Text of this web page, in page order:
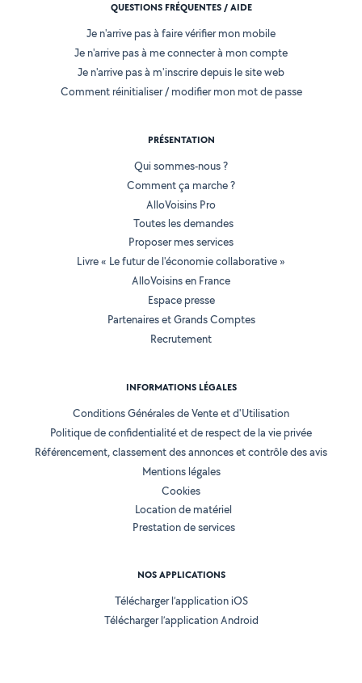
QUESTIONS FRÉQUENTES / AIDE
Je n'arrive pas à faire vérifier mon mobile
Je n'arrive pas à me connecter à mon compte
Je n'arrive pas à m'inscrire depuis le site web
Comment réinitialiser / modifier mon mot de passe
PRÉSENTATION
Qui sommes-nous ?
Comment ça marche ?
AlloVoisins Pro
Toutes les demandes
Proposer mes services
Livre « Le futur de l'économie collaborative »
AlloVoisins en France
Espace presse
Partenaires et Grands Comptes
Recrutement
INFORMATIONS LÉGALES
Conditions Générales de Vente et d'Utilisation
Politique de confidentialité et de respect de la vie privée
Référencement, classement des annonces et contrôle des avis
Mentions légales
Cookies
Location de matériel
Prestation de services
NOS APPLICATIONS
Télécharger l’application iOS
Télécharger l’application Android